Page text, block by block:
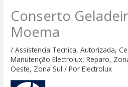
Conserto
Moema
/Assistencia Tecnica,Autorizada,
Manutenção Electrolux,Reparo,
Oeste, Zona Sul / PorElectrolux